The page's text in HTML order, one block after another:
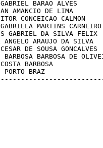
BARAO ALVES
AMANCIO DE LIMA
CONCEICAO CALMON
MARTINS
GABRIEL DA SILVA FELIX
ANGELO ARAUJO DA SILVA
DE SOUSA GONCALVES
BARBOSA BARBOSA DE
BARBOSA
PORTO BRAZ